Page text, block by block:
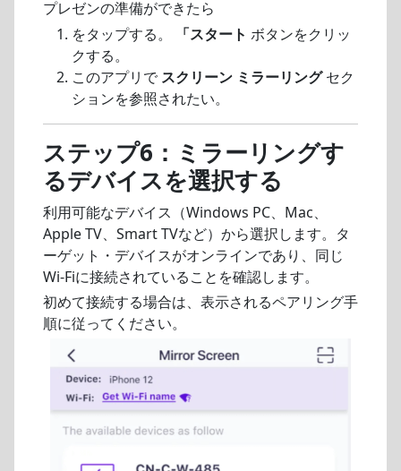
プレゼンの準備ができたら
をタップする。
「スタート ボタンをクリッ
クする。
このアプリで スクリーン ミラーリングセク
ションを参照されたい。
ステップ6：ミラーリングす
るデバイスを選択する
利用可能なデバイス（Windows PC、Mac、
Apple TV、Smart TVなど）から選択します。タ
ーゲット・デバイスがオンラインであり、同じ
Wi-Fiに接続されていることを確認します。
初めて接続する場合は、表示されるペアリング手
順に従ってください。